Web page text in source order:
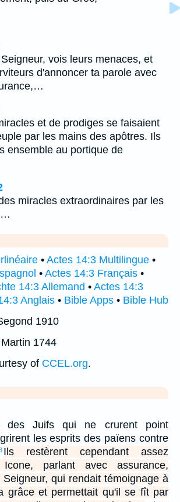
vois leurs menaces, et
d'annoncer ta parole avec
et de prodiges se faisaient
par les mains des apôtres. Ils
ensemble au portique de
miracles extraordinaires par les
• Actes 14:3 Multilingue •
• Actes 14:3 Français •
14:3 Allemand • Actes 14:3
Anglais • Bible Apps • Bible Hub
1910
1744
of CCEL.org.
des Juifs qui ne crurent point
les esprits des païens contre
Ils restèrent cependant assez
parlant avec assurance,
qui rendait témoignage à
grâce et permettait qu'il se fît par